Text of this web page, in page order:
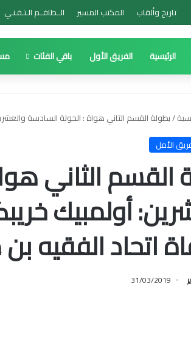
تاريخ وألقاب المكتب المسير الــطاقــم الـتـقـنـي
الرئيسية الفريق الأول باقي الفئات
/بطولة القسم الثاني هواة : الجولة السادسة
الأمل
القسم الثاني
أولمبيك
اتحاد الفقيه
31/03/2019